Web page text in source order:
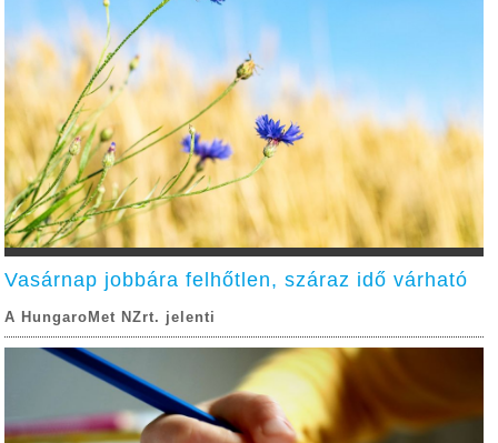
Vasárnap jobbára felhőtlen, száraz idő várható
A HungaroMet NZrt. jelenti